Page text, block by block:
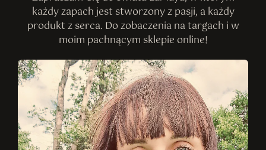
każdy zapach jest stworzony z pasji, a każdy
produkt z serca. Do zobaczenia na targach i w
moim pachnącym sklepie online!